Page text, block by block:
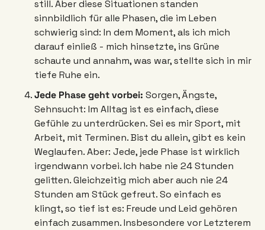
still. Aber diese Situationen standen
sinnbildlich für alle Phasen, die im Leben
schwierig sind: In dem Moment, als ich mich
darauf einließ - mich hinsetzte, ins Grüne
schaute und annahm, was war, stellte sich in mir
tiefe Ruhe ein.
Jede Phase geht vorbei: Sorgen, Ängste,
Sehnsucht: Im Alltag ist es einfach, diese
Gefühle zu unterdrücken. Sei es mir Sport, mit
Arbeit, mit Terminen. Bist du allein, gibt es kein
Weglaufen. Aber: Jede, jede Phase ist wirklich
irgendwann vorbei. Ich habe nie 24 Stunden
gelitten. Gleichzeitig mich aber auch nie 24
Stunden am Stück gefreut. So einfach es
klingt, so tief ist es: Freude und Leid gehören
einfach zusammen. Insbesondere vor Letzterem